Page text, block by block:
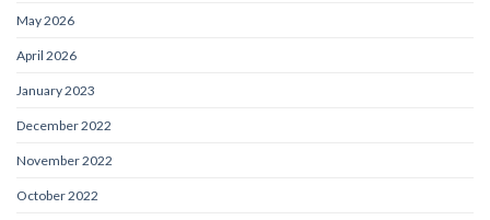
May 2026
April 2026
January 2023
December 2022
November 2022
October 2022